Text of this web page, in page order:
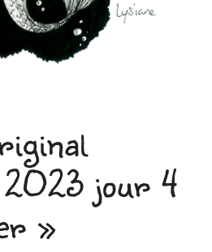
jour 4
»